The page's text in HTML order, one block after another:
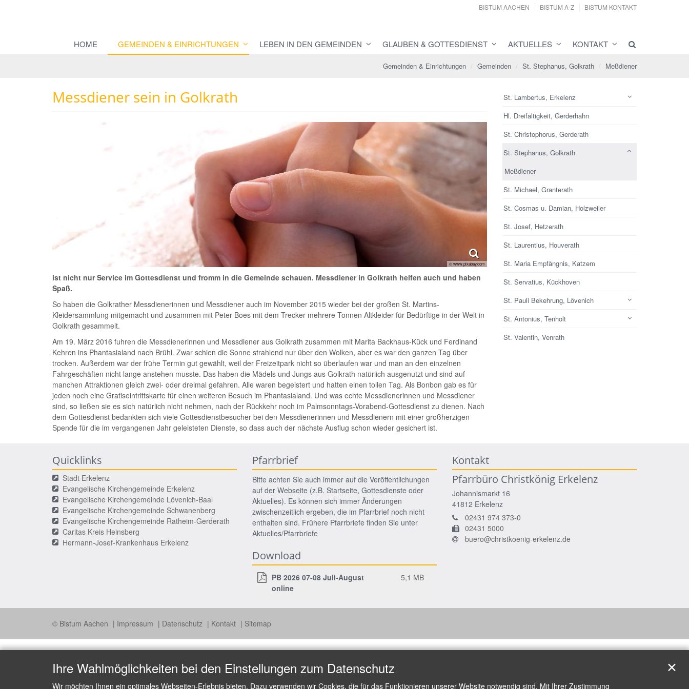
BISTUM AACHEN BISTUM A-Z BISTUM KONTAKT
HOME GEMEINDEN & EINRICHTUNGEN LEBEN IN DEN GEMEINDEN GLAUBEN & GOTTESDIENST AKTUELLES KONTAKT
Gemeinden & Einrichtungen Gemeinden St. Stephanus, Golkrath Meßdiener
Messdiener sein in Golkrath
© www.pixabay.com
ist nicht nur Service im Gottesdienst und fromm in die Gemeinde schauen. Messdiener in Golkrath helfen auch und haben
Spaß.
So haben die Golkrather Messdienerinnen und Messdiener auch im November 2015 wieder bei der großen St. Martins-
Kleidersammlung mitgemacht und zusammen mit Peter Boes mit dem Trecker mehrere Tonnen Altkleider für Bedürftige in der Welt in
Golkrath gesammelt.
Am 19. März 2016 fuhren die Messdienerinnen und Messdiener aus Golkrath zusammen mit Marita Backhaus-Kück und Ferdinand
Kehren ins Phantasialand nach Brühl. Zwar schien die Sonne strahlend nur über den Wolken, aber es war den ganzen Tag über
trocken. Außerdem war der frühe Termin gut gewählt, weil der Freizeitpark nicht so überlaufen war und man an den einzelnen
Fahrgeschäften nicht lange anstehen musste. Das haben die Mädels und Jungs aus Golkrath natürlich ausgenutzt und sind auf
manchen Attraktionen gleich zwei- oder dreimal gefahren. Alle waren begeistert und hatten einen tollen Tag. Als Bonbon gab es für
jeden noch eine Gratiseintrittskarte für einen weiteren Besuch im Phantasialand. Und was echte Messdienerinnen und Messdiener
sind, so ließen sie es sich natürlich nicht nehmen, nach der Rückkehr noch im Palmsonntags-Vorabend-Gottesdienst zu dienen. Nach
dem Gottesdienst bedankten sich viele Gottesdienstbesucher bei den Messdienerinnen und Messdienern mit einer großherzigen
Spende für die im vergangenen Jahr geleisteten Dienste, so dass auch der nächste Ausflug schon wieder gesichert ist.
St. Lambertus, Erkelenz
Hl. Dreifaltigkeit, Gerderhahn
St. Christophorus, Gerderath
St. Stephanus, Golkrath
Meßdiener
St. Michael, Granterath
St. Cosmas u. Damian, Holzweiler
St. Josef, Hetzerath
St. Laurentius, Houverath
St. Maria Empfängnis, Katzem
St. Servatius, Kückhoven
St. Pauli Bekehrung, Lövenich
St. Antonius, Tenholt
St. Valentin, Venrath
Quicklinks
Stadt Erkelenz
Evangelische Kirchengemeinde Erkelenz
Evangelische Kirchengemeinde Lövenich-Baal
Evangelische Kirchengemeinde Schwanenberg
Evangelische Kirchengemeinde Ratheim-Gerderath
Caritas Kreis Heinsberg
Hermann-Josef-Krankenhaus Erkelenz
Pfarrbrief
Bitte achten Sie auch immer auf die Veröffentlichungen
auf der Webseite (z.B. Startseite, Gottesdienste oder
Aktuelles). Es können sich immer Änderungen
zwischenzeitlich ergeben, die im Pfarrbrief noch nicht
enthalten sind. Frühere Pfarrbriefe finden Sie unter
Aktuelles/Pfarrbriefe
Download
PB 2026 07-08 Juli-August
online
5,1 MB
Kontakt
Pfarrbüro Christkönig Erkelenz
Johannismarkt 16
41812 Erkelenz
02431 974 373-0
02431 5000
buero@christkoenig-erkelenz.de
© Bistum Aachen Impressum Datenschutz Kontakt Sitemap
Ihre Wahlmöglichkeiten bei den Einstellungen zum Datenschutz
Wir möchten Ihnen ein optimales Webseiten-Erlebnis bieten. Dazu verwenden wir Cookies, die für das Funktionieren unserer Website notwendig sind. Mit Ihrer Zustimmung
✕